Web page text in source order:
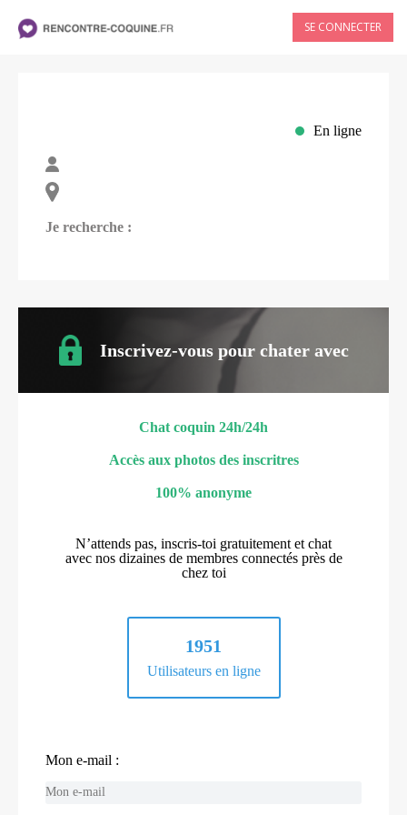
SE CONNECTER
En ligne
Je recherche :
Inscrivez-vous pour chater avec
Chat coquin 24h/24h
Accès aux photos des inscritres
100% anonyme
N’attends pas, inscris-toi gratuitement et chat
avec nos dizaines de membres connectés près de
chez toi
1951
Utilisateurs en ligne
Mon e-mail :